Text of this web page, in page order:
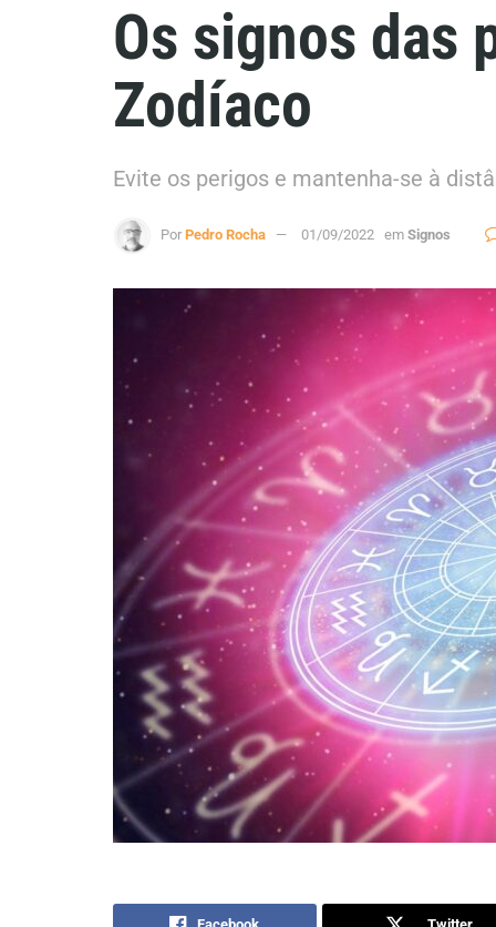
Os signos das
Zodíaco
Evite os perigos e mantenha-se à
Por Pedro Rocha 01/09/2022 em Signos